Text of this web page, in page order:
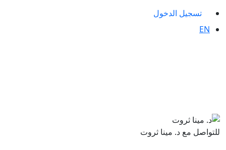
تسجيل الدخول
EN
للتواصل مع د. مينا ثروت